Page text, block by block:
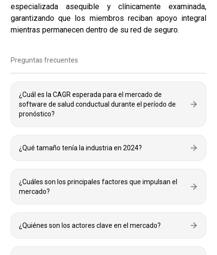
especializada asequible y clínicamente examinada,
garantizando que los miembros reciban apoyo integral
mientras permanecen dentro de su red de seguro.
Preguntas frecuentes
¿Cuál es la CAGR esperada para el mercado de
software de salud conductual durante el período de
pronóstico?
¿Qué tamaño tenía la industria en 2024?
¿Cuáles son los principales factores que impulsan el
mercado?
¿Quiénes son los actores clave en el mercado?